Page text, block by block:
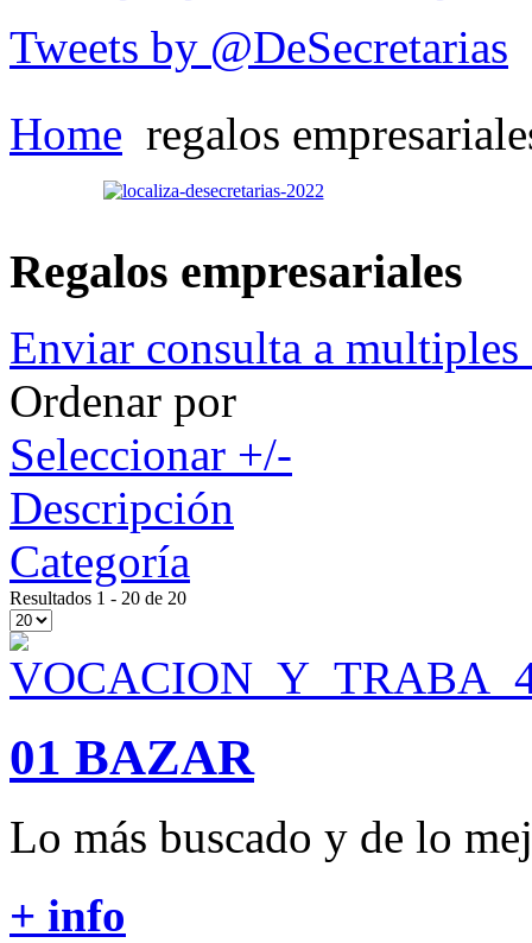
Tweets by @DeSecretarias
Home regalos
Regalos empresariales
Enviar consulta a multiples
Ordenar por
Seleccionar +/-
Descripción
Categoría
Resultados 1 - 20 de 20
01 BAZAR
Lo más buscado y de lo
+ info